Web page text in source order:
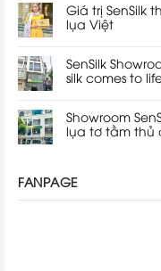
Giá trị SenSilk
lụa Việt
SenSilk
silk comes to
Showroom
lụa tơ tằm thủ
FANPAGE